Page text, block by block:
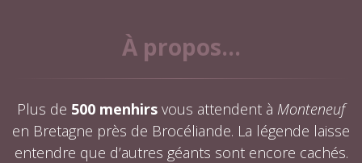
À propos...
Plus de 500 menhirs vous attendent à Monteneuf
en Bretagne près de Brocéliande. La légende laisse
entendre que d’autres géants sont encore cachés.